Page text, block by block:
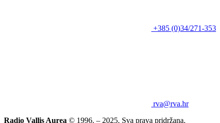
+385 (0)34/271-353
rva@rva.hr
Radio Vallis Aurea © 1996. – 2025. Sva prava pridržana.